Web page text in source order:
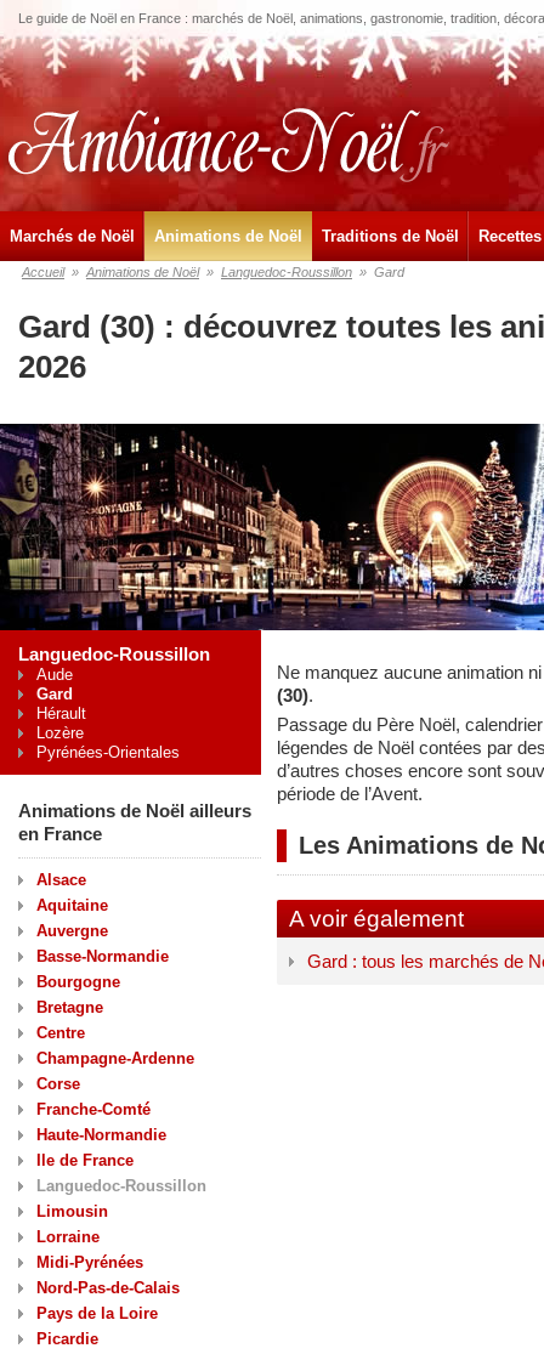
Le guide de Noël en France : marchés de Noël, animations, gastronomie, tradition,
Marchés de Noël Animations de Noël Traditions de Noël
Accueil » Animations de Noël » Languedoc-Roussillon » Gard
Gard (30) : découvrez toutes les
2026
Languedoc-Roussillon
Aude
Gard
Hérault
Lozère
Pyrénées-Orientales
Animations de Noël ailleurs
en France
Alsace
Aquitaine
Auvergne
Basse-Normandie
Bourgogne
Bretagne
Centre
Champagne-Ardenne
Corse
Franche-Comté
Haute-Normandie
Ile de France
Languedoc-Roussillon
Limousin
Lorraine
Midi-Pyrénées
Nord-Pas-de-Calais
Pays de la Loire
Picardie
Ne manquez aucune animation
(30).
Passage du Père Noël,
légendes de Noël contées par
d’autres choses encore sont
période de l’Avent.
Les Animations de
A voir également
Gard : tous les marchés de